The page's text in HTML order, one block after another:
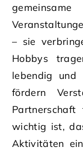
– sie
Hobbys
lebendig und
fördern
wichtig ist,
Aktivitäten